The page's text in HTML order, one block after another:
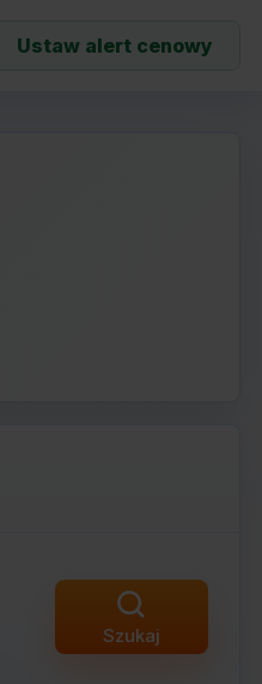
Ustaw alert cenowy
Szukaj